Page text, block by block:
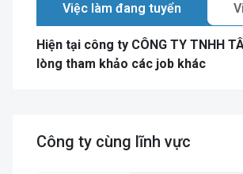
Việc làm đang tuyển
Hiện tại công ty CÔNG TY TNHH
lòng tham khảo các job khác
Công ty cùng lĩnh vực